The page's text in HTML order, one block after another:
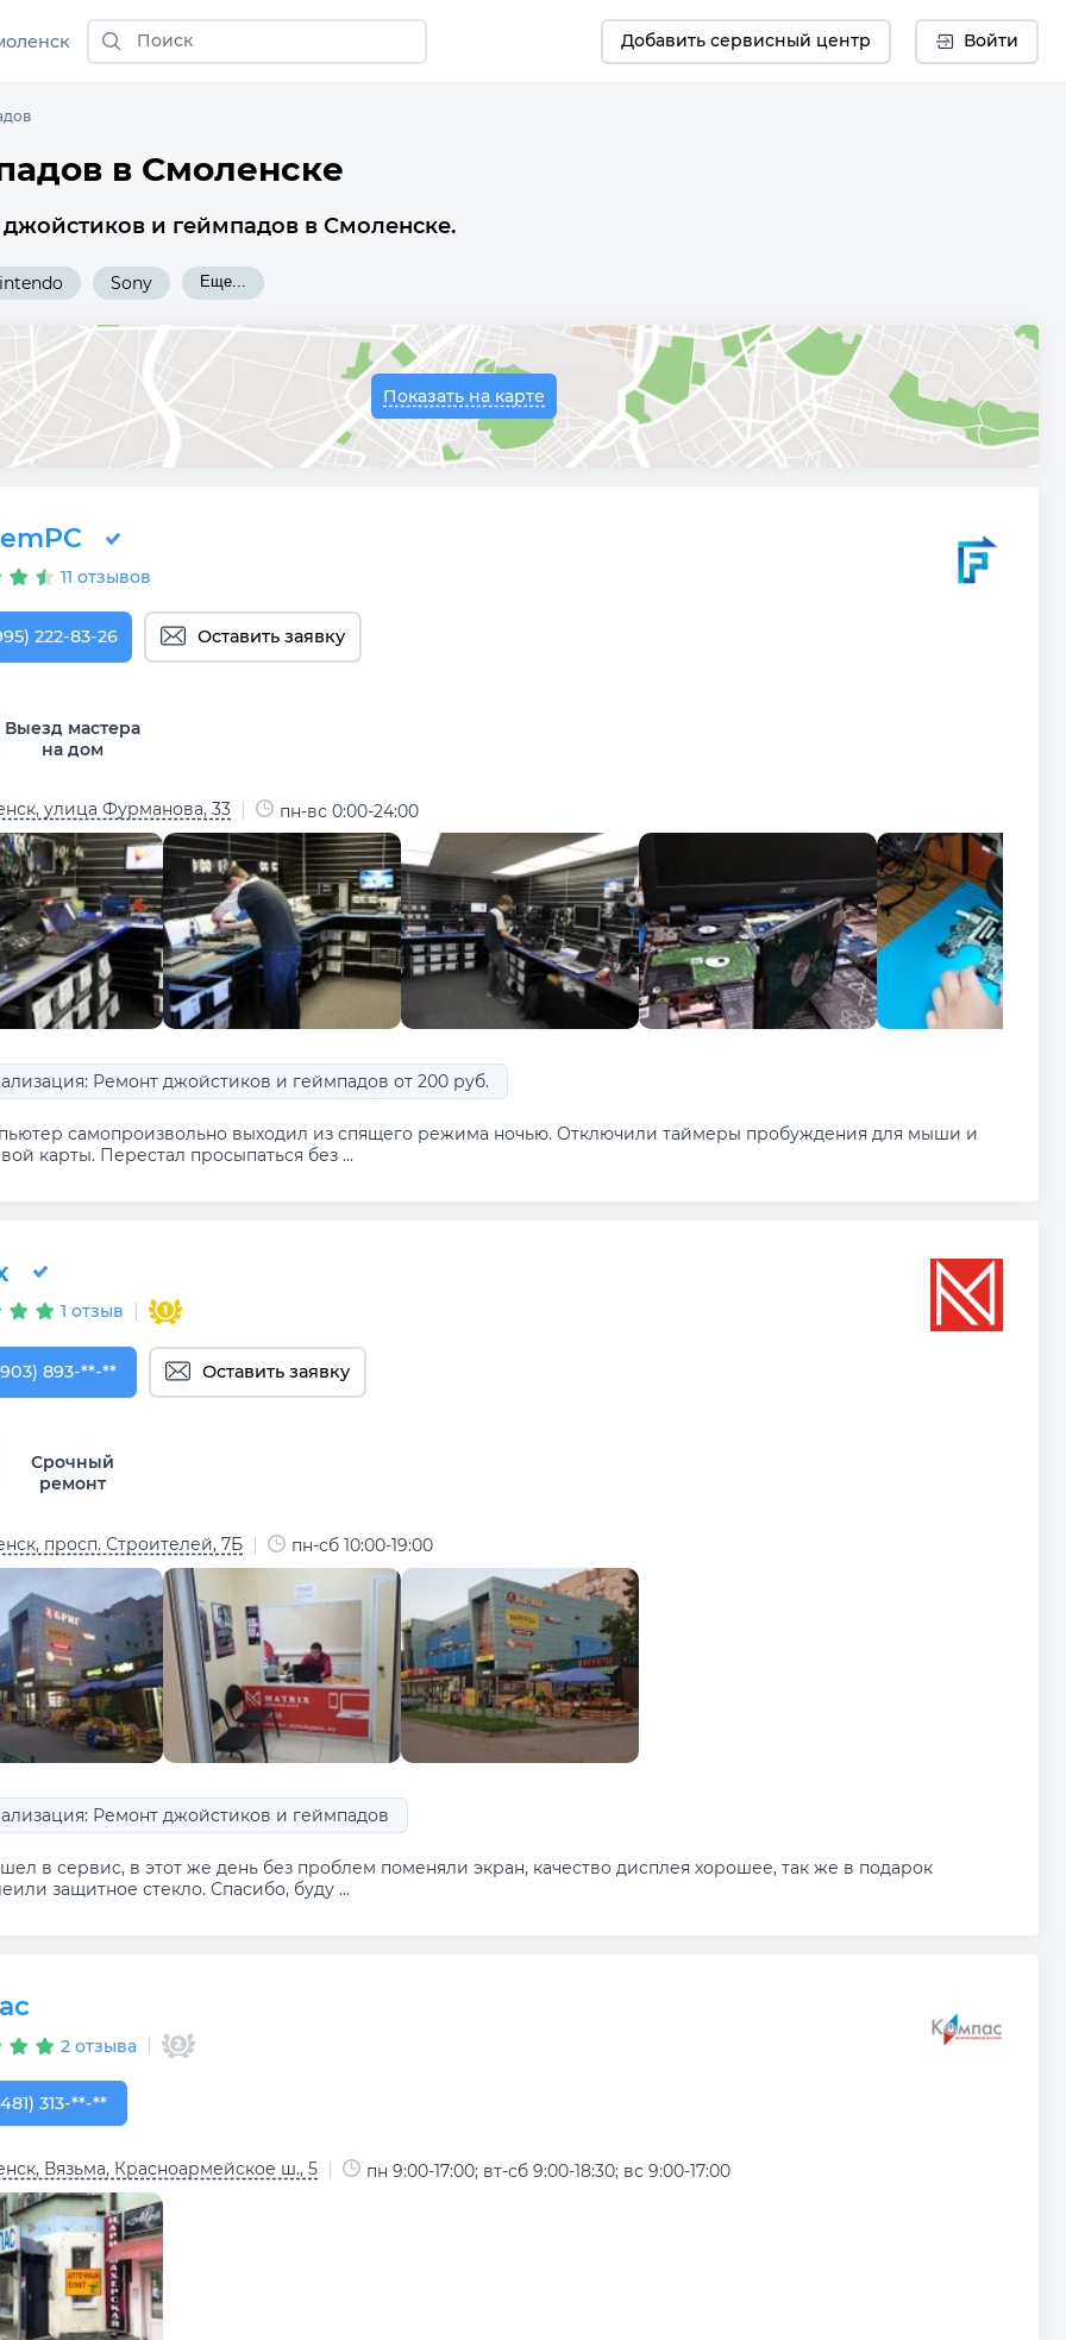
Добавить сервисный центр Войти
в Смоленске
и геймпадов в Смоленске.
Sony Еще...
Показать на карте
11 отзывов
222-83-26 Оставить заявку
Выезд мастера
на дом
улица Фурманова, 33 пн-вс 0:00-24:00
Ремонт джойстиков и геймпадов от 200 руб.
самопроизвольно выходил из спящего режима ночью. Отключили таймеры пробуждения для мыши и
карты. Перестал просыпаться без ...
1 отзыв
893-87-88
893-**-** Оставить заявку
Срочный
ремонт
просп. Строителей, 7Б пн-сб 10:00-19:00
Ремонт джойстиков и геймпадов
в сервис, в этот же день без проблем поменяли экран, качество дисплея хорошее, так же в подарок
защитное стекло. Спасибо, буду ...
2 отзыва
313-60-55
313-**-**
Вязьма, Красноармейское ш., 5 пн 9:00-17:00; вт-сб 9:00-18:30; вс 9:00-17:00